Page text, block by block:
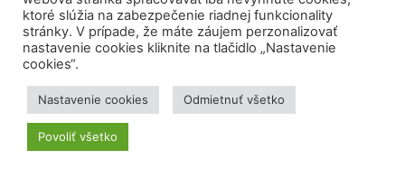
ktoré slúžia na zabezpečenie riadnej funkcionality
stránky. V prípade, že máte záujem perzonalizovať
nastavenie cookies kliknite na tlačidlo „Nastavenie
cookies“.
Nastavenie cookies Odmietnuť všetko
Povoliť všetko